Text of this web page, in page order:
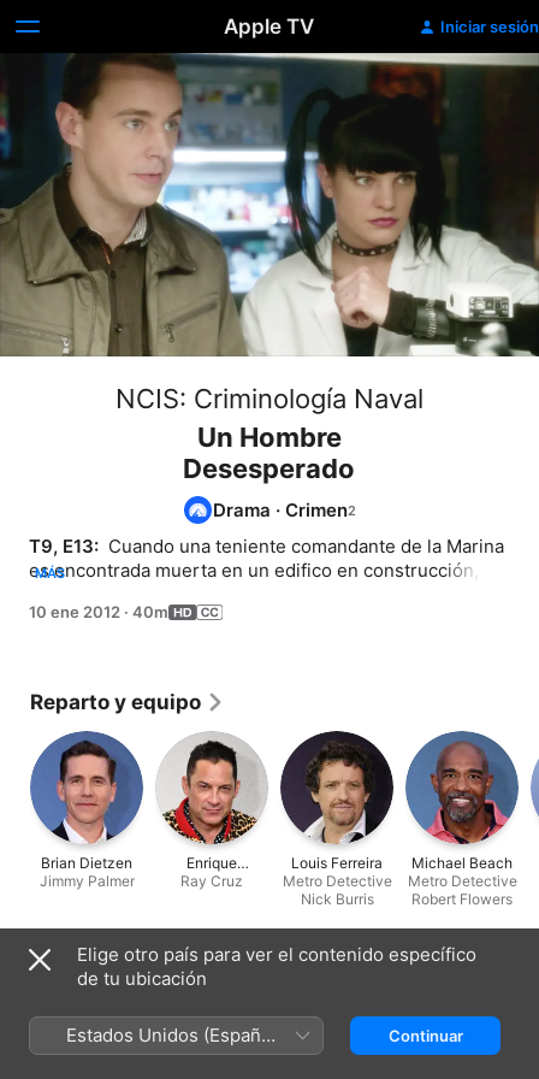
Apple TV Iniciar sesión
NCIS: Criminología Naval
Un Hombre
Desesperado
Drama · Crimen
T9, E13: Cuando una teniente comandante de la Marina
es encontrada muerta en un edifico en construcción, el
interrupciones del marido, un detective de la policía.
MÁS
10 ene 2012 · 40m
Reparto y equipo
Brian Dietzen
Jimmy Palmer
Enrique
Murciano
Ray Cruz
Louis Ferreira
Metro Detective
Nick Burris
Michael Beach
Metro Detective
Robert Flowers
Ficha técnica
2012
Duración
Elige otro país para ver el contenido específico
de tu ubicación
Estados Unidos (Español
México)
Continuar